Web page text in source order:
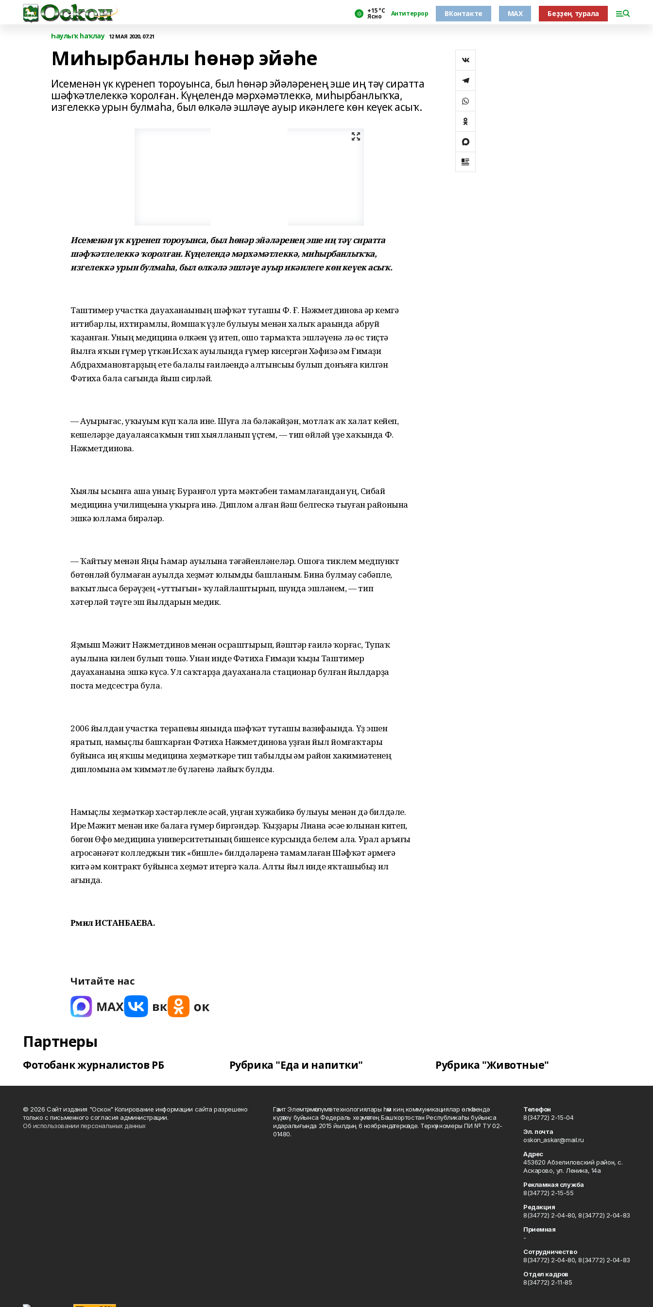
+15 °С
Ясно Антитеррор ВКонтакте MAX Беҙҙең турала
Һаулыҡ һаҡлау 12 МАЯ 2020, 07:21
Миһырбанлы һөнәр эйәһе
Исеменән үк күренеп тороуынса, был һөнәр эйәләренең эше иң тәү сиратта
шәфҡәтлелеккә ҡоролған. Күңелендә мәрхәмәтлеккә, миһырбанлыҡҡа,
изгелеккә урын булмаһа, был өлкәлә эшләүе ауыр икәнлеге көн кеүек асыҡ.
Исеменән үк күренеп тороуынса, был һөнәр эйәләренең эше иң тәү сиратта
шәфҡәтлелеккә ҡоролған. Күңелендә мәрхәмәтлеккә, миһырбанлыҡҡа,
изгелеккә урын булмаһа, был өлкәлә эшләүе ауыр икәнлеге көн кеүек асыҡ.
Таштимер участка дауаханаһының шәфҡәт туташы Ф. Ғ. Нәжметдинова һәр кемгә
иғтибарлы, ихтирамлы, йомшаҡ һүҙле булыуы менән халыҡ араһында абруй
ҡаҙанған. Уның медицина өлкәһен үҙ итеп, ошо тармаҡта эшләүенә лә өс тиҫтә
йылға яҡын ғүмер үткән.Исхаҡ ауылында ғүмер кисергән Хәфизә һәм Ғимаҙи
Абдрахмановтарҙың ете балалы ғаиләһендә алтынсыһы булып донъяға килгән
Фәтиха бала сағында йыш сирләй.
— Ауырығас, уҡыуым күп ҡала ине. Шуға ла бәләкәйҙән, мотлаҡ аҡ халат кейеп,
кешеләрҙе дауалаясаҡмын тип хыялланып үҫтем, — тип һөйләй үҙе хаҡында Ф.
Нәжметдинова.
Хыялы ысынға аша уның: Буранғол урта мәктәбен тамамлағандан һуң, Сибай
медицина училищеһына уҡырға инә. Диплом алған йәш белгескә тыуған районына
эшкә юллама бирәләр.
— Ҡайтыу менән Яңы Һамар ауылына тәғәйенләнеләр. Ошоға тиклем медпункт
бөтөнләй булмаған ауылда хеҙмәт юлымды башланым. Бина булмау сәбәпле,
ваҡытлыса берәүҙең «уттығын» ҡулайлаштырып, шунда эшләнем, — тип
хәтерләй тәүге эш йылдарын медик.
Яҙмыш Мәжит Нәжметдинов менән осраштырып, йәштәр ғаилә ҡорғас, Тупаҡ
ауылына килен булып төшә. Унан инде Фәтиха Ғимаҙи ҡыҙы Таштимер
дауаханаһына эшкә күсә. Ул саҡтарҙа дауаханала стационар булған йылдарҙа
поста медсестра була.
2006 йылдан участка терапевы янында шәфҡәт туташы вазифаһында. Үҙ эшен
яратып, намыҫлы башҡарған Фәтиха Нәжметдинова уҙған йыл йомғаҡтары
буйынса иң яҡшы медицина хеҙмәткәре тип табылды һәм район хакимиәтенең
дипломына һәм ҡиммәтле бүләгенә лайыҡ булды.
Намыҫлы хеҙмәткәр хәстәрлекле әсәй, уңған хужабикә булыуы менән дә билдәле.
Ире Мәжит менән ике балаға ғүмер биргәндәр. Ҡыҙҙары Лиана әсәһе юлынан китеп,
бөгөн Өфө медицина университетының бишенсе курсында белем ала. Урал аръяғы
агросәнәғәт колледжын тик «бишле» билдәләренә тамамлаған Шәфҡәт әрмегә
китә һәм контракт буйынса хеҙмәт итергә ҡала. Алты йыл инде яҡташыбыҙ ил
һағында.
Рәмилә ИСТАНБАЕВА.
Читайте нас
Партнеры
Фотобанк журналистов РБ Рубрика "Еда и напитки" Рубрика "Животные"
© 2026 Сайт издания "Оскон" Копирование информации сайта разрешено
только с письменного согласия администрации.
Об использовании персональных данных
Гәзит Элемтә, мәғлүмәт технологиялары һәм киң коммуникациялар өлкәһендә
күҙәтеү буйынса Федераль хеҙмәттең Башҡортостан Республикаһы буйынса
идаралығында 2015 йылдың 6 ноябрендә теркәлде. Теркәү номеры ПИ № ТУ 02-
01480.
Телефон
8(34772) 2-15-04
Эл. почта
oskon_askar@mail.ru
Адрес
453620 Абзелиловский район, с.
Аскарово, ул. Ленина, 14а
Рекламная служба
8(34772) 2-15-55
Редакция
8(34772) 2-04-80, 8(34772) 2-04-83
Приемная
-
Сотрудничество
8(34772) 2-04-80, 8(34772) 2-04-83
Отдел кадров
8(34772) 2-11-85